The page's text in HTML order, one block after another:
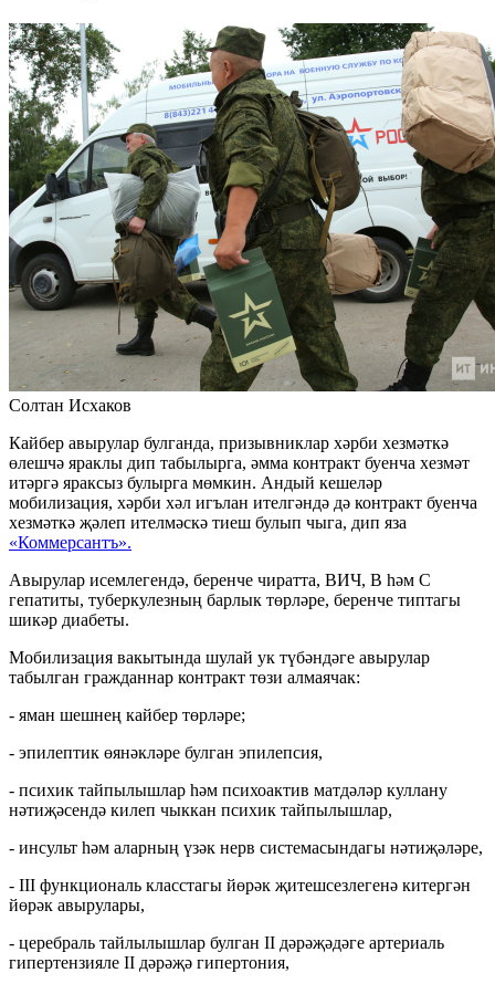
Солтан Исхаков
Кайбер авырулар булганда, призывниклар хәрби хезмәткә
өлешчә яраклы дип табылырга, әмма контракт буенча хезмәт
итәргә яраксыз булырга мөмкин. Андый кешеләр
мобилизация, хәрби хәл игълан ителгәндә дә контракт буенча
хезмәткә җәлеп ителмәскә тиеш булып чыга, дип яза
«Коммерсантъ».
Авырулар исемлегендә, беренче чиратта, ВИЧ, В һәм С
гепатиты, туберкулезның барлык төрләре, беренче типтагы
шикәр диабеты.
Мобилизация вакытында шулай ук түбәндәге авырулар
табылган гражданнар контракт төзи алмаячак:
- яман шешнең кайбер төрләре;
- эпилептик өянәкләре булган эпилепсия,
- психик тайпылышлар һәм психоактив матдәләр куллану
нәтиҗәсендә килеп чыккан психик тайпылышлар,
- инсульт һәм аларның үзәк нерв системасындагы нәтиҗәләре,
- III функциональ класстагы йөрәк җитешсезлегенә китергән
йөрәк авырулары,
- церебраль тайлылышлар булган II дәрәҗәдәге артериаль
гипертензияле II дәрәҗә гипертония,